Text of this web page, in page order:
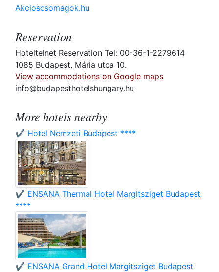
Akcioscsomagok.hu
Reservation
Hoteltelnet Reservation Tel: 00-36-1-2279614
1085 Budapest, Mária utca 10.
View accommodations on Google maps
info@budapesthotelshungary.hu
More hotels nearby
✔️ Hotel Nemzeti Budapest ****
✔️ ENSANA Thermal Hotel Margitsziget Budapest
****
✔️ ENSANA Grand Hotel Margitsziget Budapest